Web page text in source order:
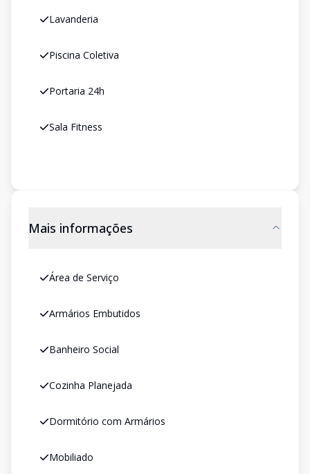
Lavanderia
Piscina Coletiva
Portaria 24h
Sala Fitness
Mais informações
Área de Serviço
Armários Embutidos
Banheiro Social
Cozinha Planejada
Dormitório com Armários
Mobiliado